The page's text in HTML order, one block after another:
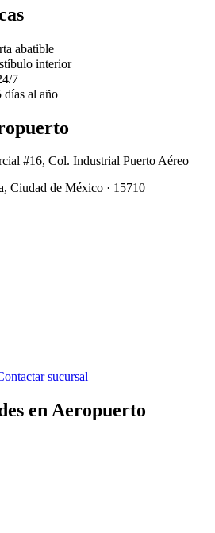
abatible
interior
7
días al año
#16, Col. Industrial Puerto Aéreo
, Ciudad de México · 15710
sucursal
enAeropuerto